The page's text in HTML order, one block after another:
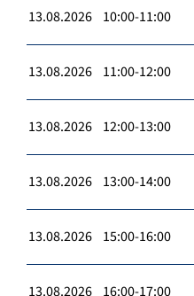
13.08.2026 10:00-11:00
13.08.2026 11:00-12:00
13.08.2026 12:00-13:00
13.08.2026 13:00-14:00
13.08.2026 15:00-16:00
13.08.2026 16:00-17:00